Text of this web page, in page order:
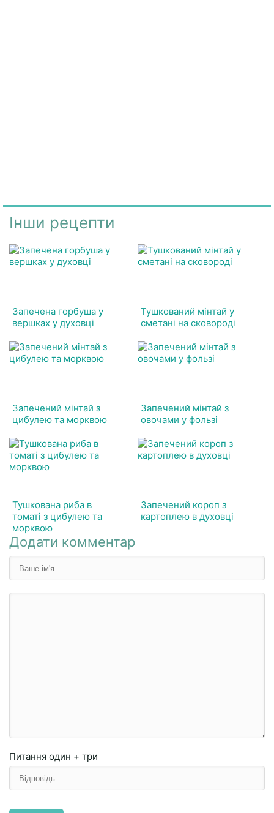
Інши рецепти
Запечена горбуша у
вершках у духовці
Тушкований мінтай у
сметані на сковороді
Запечений мінтай з
цибулею та морквою
Запечений мінтай з
овочами у фользі
Тушкована риба в
томаті з цибулею та
морквою
Запечений короп з
картоплею в духовці
Додати комментар
Питання один + три